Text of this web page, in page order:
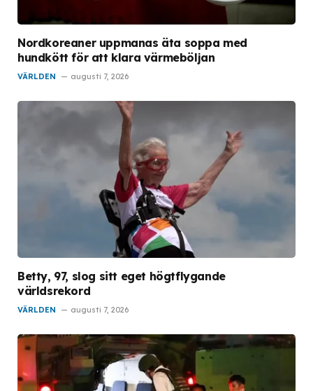
Nordkoreaner uppmanas äta soppa med
hundkött för att klara värmeböljan
VÄRLDEN augusti 7, 2026
Betty, 97, slog sitt eget högtflygande
världsrekord
VÄRLDEN augusti 7, 2026